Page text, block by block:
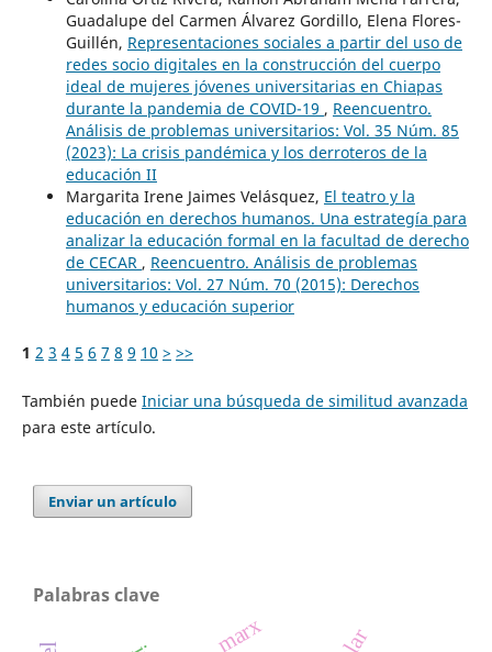
Guadalupe del Carmen Álvarez Gordillo, Elena Flores-
Guillén, Representaciones sociales a partir del uso de
redes socio digitales en la construcción del cuerpo
ideal de mujeres jóvenes universitarias en Chiapas
durante la pandemia de COVID-19 , Reencuentro.
Análisis de problemas universitarios: Vol. 35 Núm. 85
(2023): La crisis pandémica y los derroteros de la
educación II
Margarita Irene Jaimes Velásquez, El teatro y la
educación en derechos humanos. Una estrategía para
analizar la educación formal en la facultad de derecho
de CECAR , Reencuentro. Análisis de problemas
universitarios: Vol. 27 Núm. 70 (2015): Derechos
humanos y educación superior
1 2 3 4 5 6 7 8 9 10 > >>
También puede Iniciar una búsqueda de similitud avanzada
para este artículo.
Enviar un artículo
Palabras clave
marx